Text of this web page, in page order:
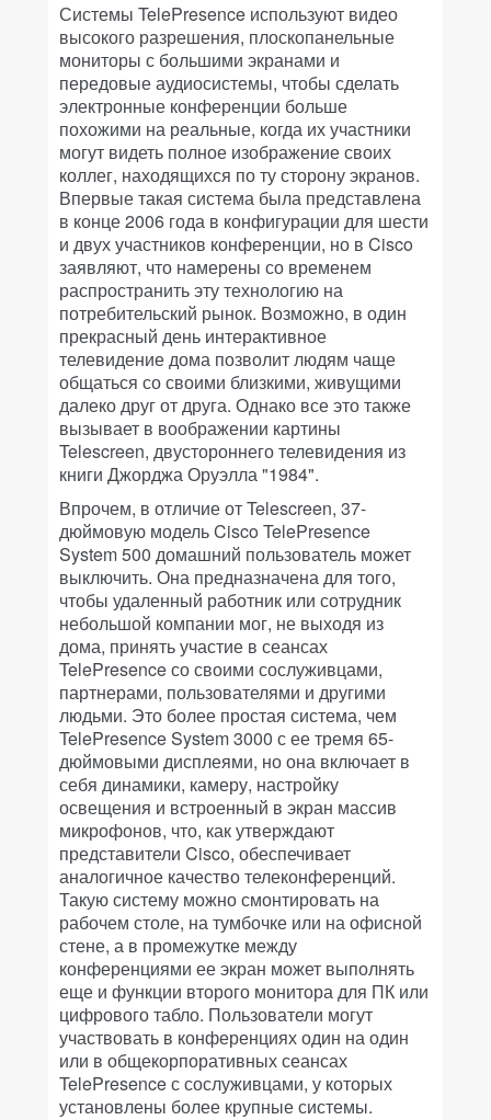
Системы TelePresence используют видео
высокого разрешения, плоскопанельные
мониторы с большими экранами и
передовые аудиосистемы, чтобы сделать
электронные конференции больше
похожими на реальные, когда их участники
могут видеть полное изображение своих
коллег, находящихся по ту сторону экранов.
Впервые такая система была представлена
в конце 2006 года в конфигурации для шести
и двух участников конференции, но в Cisco
заявляют, что намерены со временем
распространить эту технологию на
потребительский рынок. Возможно, в один
прекрасный день интерактивное
телевидение дома позволит людям чаще
общаться со своими близкими, живущими
далеко друг от друга. Однако все это также
вызывает в воображении картины
Telescreen, двустороннего телевидения из
книги Джорджа Оруэлла "1984".
Впрочем, в отличие от Telescreen, 37-
дюймовую модель Cisco TelePresence
System 500 домашний пользователь может
выключить. Она предназначена для того,
чтобы удаленный работник или сотрудник
небольшой компании мог, не выходя из
дома, принять участие в сеансах
TelePresence со своими сослуживцами,
партнерами, пользователями и другими
людьми. Это более простая система, чем
TelePresence System 3000 с ее тремя 65-
дюймовыми дисплеями, но она включает в
себя динамики, камеру, настройку
освещения и встроенный в экран массив
микрофонов, что, как утверждают
представители Cisco, обеспечивает
аналогичное качество телеконференций.
Такую систему можно смонтировать на
рабочем столе, на тумбочке или на офисной
стене, а в промежутке между
конференциями ее экран может выполнять
еще и функции второго монитора для ПК или
цифрового табло. Пользователи могут
участвовать в конференциях один на один
или в общекорпоративных сеансах
TelePresence с сослуживцами, у которых
установлены более крупные системы.